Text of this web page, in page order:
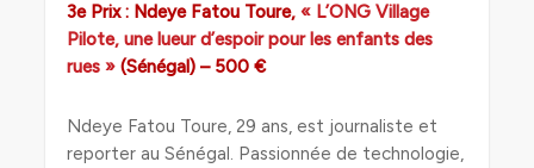
3e Prix : Ndeye Fatou Toure,« L’ONG Village
Pilote, une lueur d’espoir pour les enfants des
rues » (Sénégal) – 500 €
Ndeye Fatou Toure, 29 ans, est journaliste et
reporter au Sénégal. Passionnée de technologie,